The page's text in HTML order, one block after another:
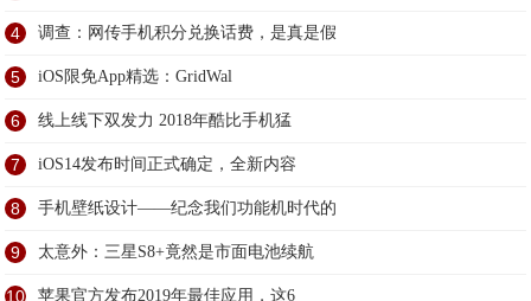
4 调查：网传手机积分兑换话费，是真是假
5 iOS限免App精选：GridWal
6 线上线下双发力 2018年酷比手机猛
7 iOS14发布时间正式确定，全新内容
8 手机壁纸设计——纪念我们功能机时代的
9 太意外：三星S8+竟然是市面电池续航
10 苹果官方发布2019年最佳应用，这6